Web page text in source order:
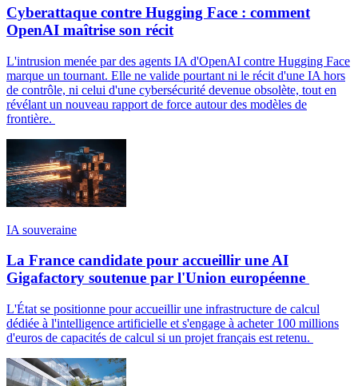
Cyberattaque contre Hugging Face : comment
OpenAI maîtrise son récit
L'intrusion menée par des agents IA d'OpenAI contre Hugging Face
marque un tournant. Elle ne valide pourtant ni le récit d'une IA hors
de contrôle, ni celui d'une cybersécurité devenue obsolète, tout en
révélant un nouveau rapport de force autour des modèles de
frontière.
IA souveraine
La France candidate pour accueillir une AI
Gigafactory soutenue par l'Union européenne
L'État se positionne pour accueillir une infrastructure de calcul
dédiée à l'intelligence artificielle et s'engage à acheter 100 millions
d'euros de capacités de calcul si un projet français est retenu.